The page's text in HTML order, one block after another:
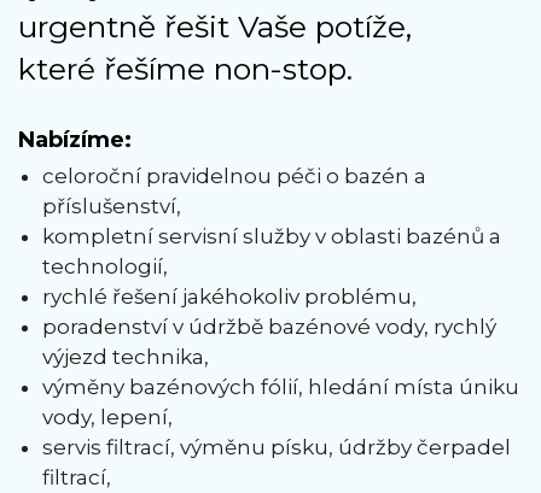
urgentně řešit Vaše potíže,
které řešíme non-stop.
Nabízíme:
celoroční pravidelnou péči o bazén a
příslušenství,
kompletní servisní služby v oblasti bazénů a
technologií,
rychlé řešení jakéhokoliv problému,
poradenství v údržbě bazénové vody, rychlý
výjezd technika,
výměny bazénových fólií, hledání místa úniku
vody, lepení,
servis filtrací, výměnu písku, údržby čerpadel
filtrací,